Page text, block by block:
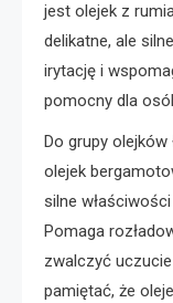
jest olejek z
delikatne, ale
irytację i
pomocny dla
Do grupy
olejek
silne
Pomaga
zwalczyć
pamiętać, że